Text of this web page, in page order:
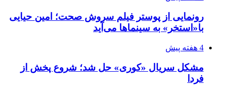
رونمایی از پوستر فیلم سروش صحت؛ امین حیایی
با«استخر» به سینماها می‌آید
4 هفته پیش
مشکل سریال «کوری» حل شد؛ شروع پخش از
فردا